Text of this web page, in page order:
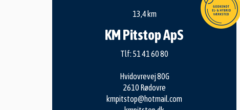
13,4 km
KM Pitstop ApS
Tlf: 51 41 60 80
Hvidovrevej 80G
2610 Rødovre
kmpitstop@hotmail.com